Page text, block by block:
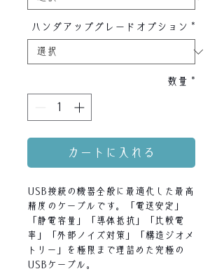
ハンダアップグレードオプション *
数量 *
カートに入れる
USB接続の機器全般に最適化した最高
精度のケーブルです。「電送安定」
「静電容量」「導体抵抗」「比較電
率」「外部ノイズ対策」「構造ジオメ
トリー」を極限まで理詰めた究極の
USBケーブル。